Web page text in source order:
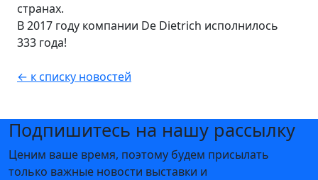
странах.
В 2017 году компании De Dietrich исполнилось
333 года!
← к списку новостей
Подпишитесь на нашу рассылку
Ценим ваше время, поэтому будем присылать
только важные новости выставки и